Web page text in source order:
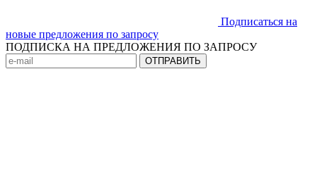
Подписаться на
новые предложения по запросу
ПОДПИСКА НА ПРЕДЛОЖЕНИЯ ПО ЗАПРОСУ
ОТПРАВИТЬ